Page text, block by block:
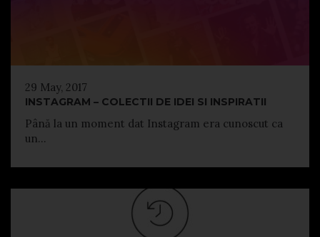
29 May, 2017
INSTAGRAM – COLECTII DE IDEI SI INSPIRATII
Până la un moment dat Instagram era cunoscut ca
un...